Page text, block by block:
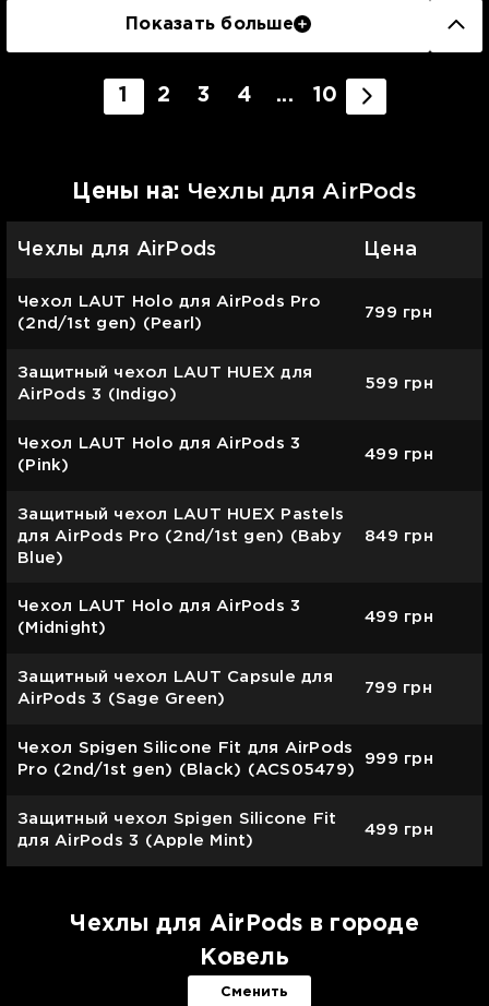
Показать больше
1 2 3 4 ... 10
Цены на: Чехлы для AirPods
Чехлы для AirPods Цена
Чехол LAUT Holo для AirPods Pro
(2nd/1st gen) (Pearl)
799 грн
Защитный чехол LAUT HUEX для
AirPods 3 (Indigo)
599 грн
Чехол LAUT Holo для AirPods 3
(Pink)
499 грн
Защитный чехол LAUT HUEX Pastels
для AirPods Pro (2nd/1st gen) (Baby
Blue)
849 грн
Чехол LAUT Holo для AirPods 3
(Midnight)
499 грн
Защитный чехол LAUT Capsule для
AirPods 3 (Sage Green)
799 грн
Чехол Spigen Silicone Fit для AirPods
Pro (2nd/1st gen) (Black) (ACS05479)
999 грн
Защитный чехол Spigen Silicone Fit
для AirPods 3 (Apple Mint)
499 грн
Чехлы для AirPods в городе
Ковель
Сменить